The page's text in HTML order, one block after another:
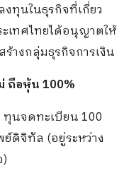
ทุนในธุรกิจที่เกี่ยว
เทศไทยได้อนุญาตให้
างกลุ่มธุรกิจการเงิน
ถือหุ้น 100%
นจดทะเบียน 100
ดิจิทัล (อยู่ระหว่าง